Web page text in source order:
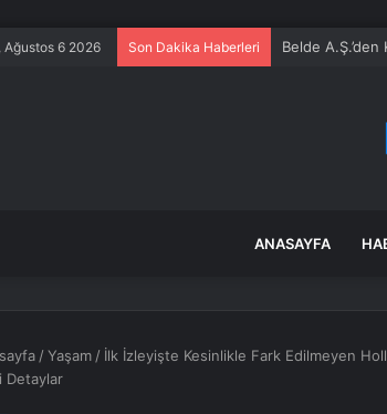
Ağustos 6 2026 Son Dakika Haberleri Belde
ANASAYFA
/Yaşam / İlk İzleyişte Kesinlikle Fark Edilmeyen
Detaylar